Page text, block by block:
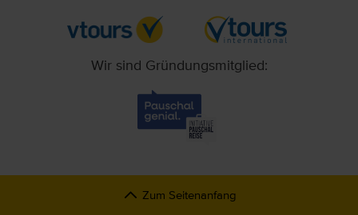
Wir sind Gründungsmitglied:
Zum Seitenanfang